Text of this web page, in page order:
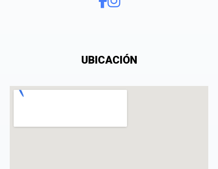
Consiento el tratamiento de mis datos personales
con el fin de añadir una opinión sobre un
UBICACIÓN